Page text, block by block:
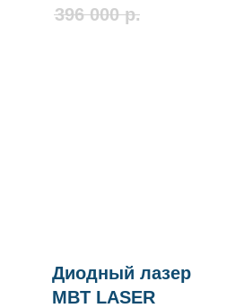
396 000 р.
Диодный лазер
MBT LASER